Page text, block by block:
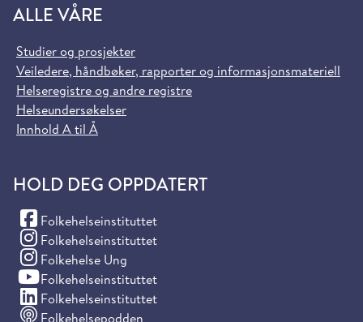
ALLE VÅRE
Studier og prosjekter
Veiledere, håndbøker, rapporter og informasjonsmateriell
Helseregistre og andre registre
Helseundersøkelser
Innhold A til Å
HOLD DEG OPPDATERT
Folkehelseinstituttet
(Facebook)
Folkehelseinstituttet
(Instagram)
Folkehelse Ung
(Instagram)
Folkehelseinstituttet
(YouTube)
Folkehelseinstituttet
(LinkedIn)
Folkehelsepodden